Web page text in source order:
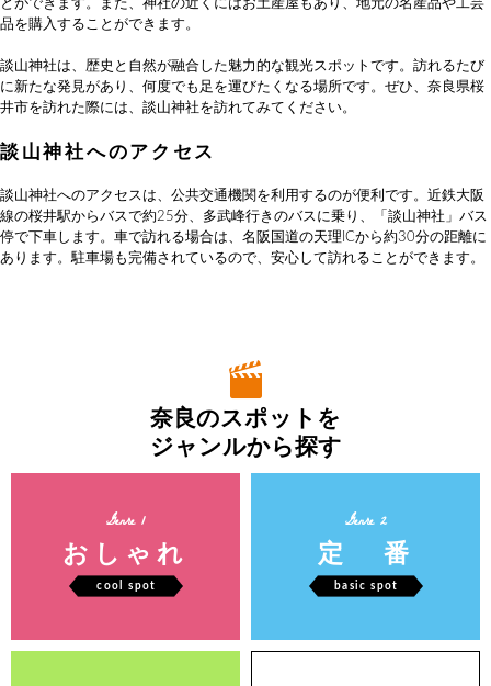
とができます。また、神社の近くにはお土産屋もあり、地元の名産品や工芸
品を購入することができます。
談山神社は、歴史と自然が融合した魅力的な観光スポットです。訪れるたび
に新たな発見があり、何度でも足を運びたくなる場所です。ぜひ、奈良県桜
井市を訪れた際には、談山神社を訪れてみてください。
談山神社へのアクセス
談山神社へのアクセスは、公共交通機関を利用するのが便利です。近鉄大阪
線の桜井駅からバスで約25分、多武峰行きのバスに乗り、「談山神社」バス
停で下車します。車で訪れる場合は、名阪国道の天理ICから約30分の距離に
あります。駐車場も完備されているので、安心して訪れることができます。
奈良のスポットを
ジャンルから探す
Genre 1
おしゃれ
cool spot
Genre 2
定 番
basic spot